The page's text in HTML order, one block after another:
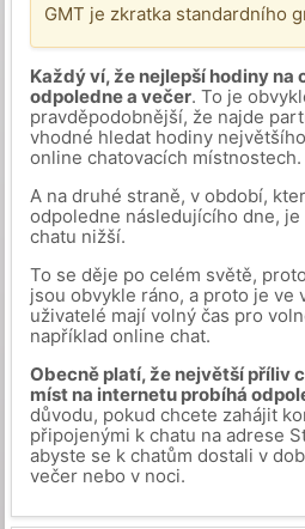
GMT je zkratka standardního
Každý ví, že nejlepší hodiny na
odpoledne a večer. To je
pravděpodobnější, že najde
vhodné hledat hodiny
online chatovacích místnostech.
A na druhé straně, v období,
odpoledne následujícího dne,
chatu nižší.
To se děje po celém světě,
jsou obvykle ráno, a proto je ve
uživatelé mají volný čas pro
například online chat.
Obecně platí, že největší příliv
míst na internetu probíhá
důvodu, pokud chcete zahájit
připojenými k chatu na adrese
abyste se k chatům dostali v
večer nebo v noci.